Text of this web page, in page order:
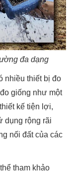
đa dạng
nhiều thiết bị đo
giống như một
kế tiện lợi,
dụng rộng rãi
nối đất của các
tham khảo